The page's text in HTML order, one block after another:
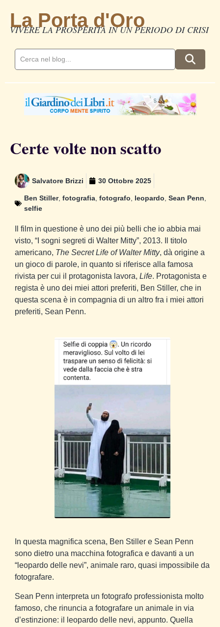
La Porta d'Oro
VIVERE LA PROSPERITÀ IN UN PERIODO DI CRISI
Certe volte non scatto
Salvatore Brizzi 30 Ottobre 2025
Ben Stiller, fotografia fotografo leopardo Sean Penn
selfie
Il film in questione è uno dei più belli che io abbia mai
visto, “I sogni segreti di Walter Mitty”, 2013. Il titolo
americano, The Secret Life of Walter Mitty, dà origine a
un gioco di parole, in quanto si riferisce alla famosa
rivista per cui il protagonista lavora, Life. Protagonista e
regista è uno dei miei attori preferiti, Ben Stiller, che in
questa scena è in compagnia di un altro fra i miei attori
preferiti, Sean Penn.
In questa magnifica scena, Ben Stiller e Sean Penn
sono dietro una macchina fotografica e davanti a un
“leopardo delle nevi”, animale raro, quasi impossibile da
fotografare.
Sean Penn interpreta un fotografo professionista molto
famoso, che rinuncia a fotografare un animale in via
d’estinzione: il leopardo delle nevi, appunto. Quella